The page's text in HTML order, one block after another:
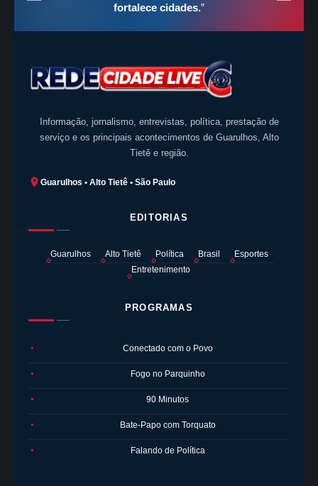
fortalece cidades.”
Informação, jornalismo, entrevistas, política, prestação de
serviço e os principais acontecimentos de Guarulhos, Alto
Tietê e região.
Guarulhos • Alto Tietê • São Paulo
EDITORIAS
Guarulhos Alto Tietê Política Brasil
Esportes
Entretenimento
PROGRAMAS
● Conectado com o Povo
● Fogo no Parquinho
● 90 Minutos
● Bate-Papo com Torquato
● Falando de Política